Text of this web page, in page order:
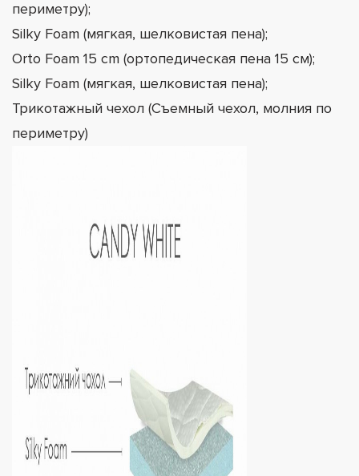
периметру);
Silky Foam (мягкая, шелковистая пена);
Orto Foam 15 cm (ортопедическая пена 15 см);
Silky Foam (мягкая, шелковистая пена);
Трикотажный чехол (Съемный чехол, молния по
периметру)